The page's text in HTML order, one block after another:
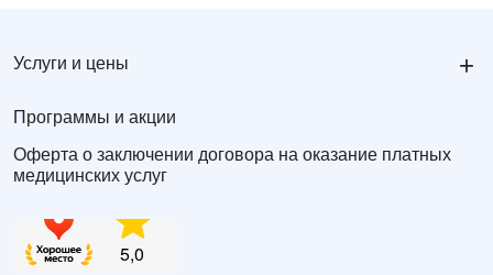
Услуги и цены +
Программы и акции
Оферта о заключении договора на оказание платных
медицинских услуг